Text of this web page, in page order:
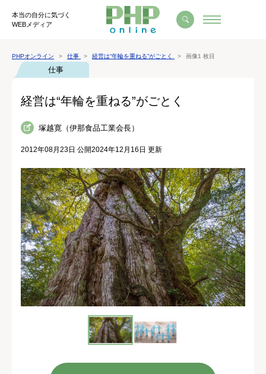
本当の自分に気づく
WEBメディア
PHPオンライン 仕事 経営は“年輪を重ねる”がごとく 画像1 枚目
仕事
経営は“年輪を重ねる”がごとく
塚越寛（伊那食品工業会長）
2012年08月23日 公開2024年12月16日 更新